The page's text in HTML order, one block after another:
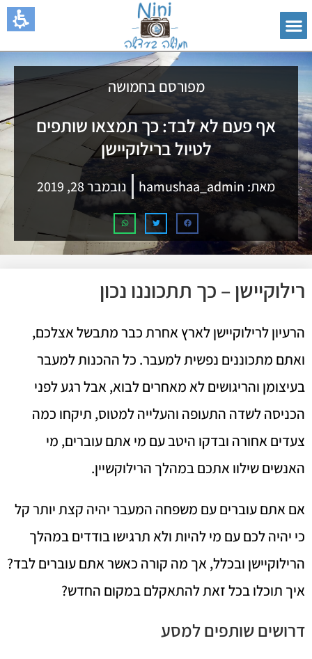
מפורסם בחמושה
אף פעם לא לבד: כך תמצאו שותפים
לטיול ברילוקיישן
מאת: נובמבר 28, 2019
רילוקיישן – כך תתכוננו נכון
הרעיון לרילוקיישן לארץ אחרת כבר מתבשל אצלכם,
ואתם מתכוננים נפשית למעבר. כל ההכנות למעבר
בעיצומן והריגושים לא מאחרים לבוא, אבל רגע לפני
הכניסה לשדה התעופה והעלייה למטוס, תיקחו כמה
צעדים אחורה ובדקו היטב עם מי אתם עוברים, מי
האנשים שילוו אתכם במהלך הרילוקשיין.
אם אתם עוברים עם משפחה המעבר יהיה קצת יותר קל
כי יהיה לכם עם מי להיות ולא תרגישו בודדים במהלך
הרילוקיישן ובכלל, אך מה קורה כאשר אתם עוברים לבד?
איך תוכלו בכל זאת להתאקלם במקום החדש?
דרושים שותפים למסע